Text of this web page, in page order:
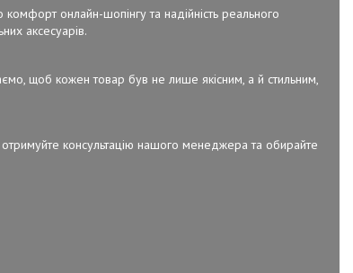
онлайн-шопінгу та надійність реального
аксесуарів.
щоб кожен товар був не лише якісним, а й стильним,
консультацію нашого менеджера та обирайте